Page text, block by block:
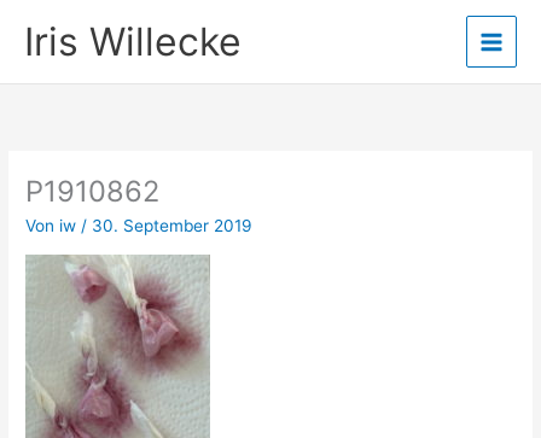
InhaltIris Willecke
P1910862
Von iw / 30. September 2019